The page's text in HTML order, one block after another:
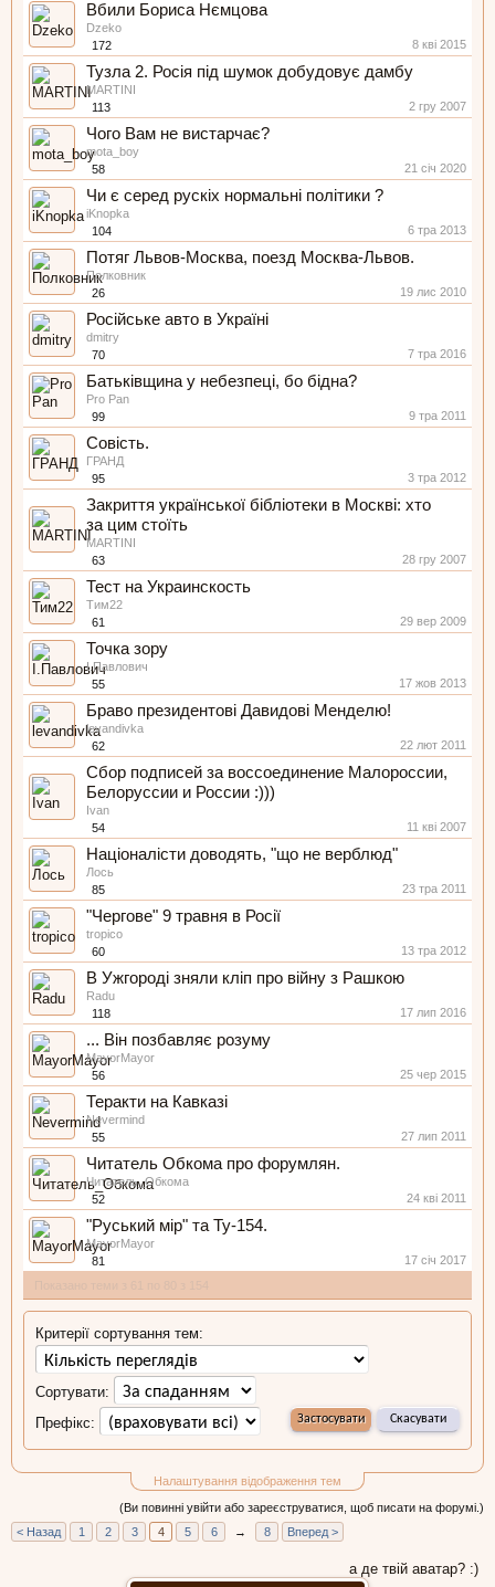
Вбили Бориса Нємцова
Dzeko
172
8 кві 2015
Тузла 2. Росія під шумок добудовує дамбу
MARTINI
113
2 гру 2007
Чого Вам не вистарчає?
mota_boy
58
21 січ 2020
Чи є серед рускіх нормальні політики ?
iKnopka
104
6 тра 2013
Потяг Львов-Москва, поезд Москва-Львов.
Полковник
26
19 лис 2010
Російське авто в Україні
dmitry
70
7 тра 2016
Батьківщина у небезпеці, бо бідна?
Pro Pan
99
9 тра 2011
Совість.
ГРАНД
95
3 тра 2012
Закриття української бiблiотеки в Москвi: хто
за цим стоїть
MARTINI
63
28 гру 2007
Тест на Украинскость
Тим22
61
29 вер 2009
Точка зору
І.Павлович
55
17 жов 2013
Браво президентові Давидові Менделю!
levandivka
62
22 лют 2011
Сбор подписей за воссоединение Малороссии,
Белоруссии и России :)))
Ivan
54
11 кві 2007
Націоналісти доводять, "що не верблюд"
Лось
85
23 тра 2011
"Чергове" 9 травня в Росії
tropico
60
13 тра 2012
В Ужгороді зняли кліп про війну з Рашкою
Radu
118
17 лип 2016
... Він позбавляє розуму
MayorMayor
56
25 чер 2015
Теракти на Кавказі
Nevermind
55
27 лип 2011
Читатель Обкома про форумлян.
Читатель_Обкома
52
24 кві 2011
"Руський мiр" та Ту-154.
MayorMayor
81
17 січ 2017
Налаштування відображення тем
Критерії сортування тем:
Сортувати:
Префікс:
(Ви повинні увійти або зареєструватися, щоб писати на форумі.)
< Назад
1 2 3 4 5 6 → 8 Вперед >
а де твій аватар? :)